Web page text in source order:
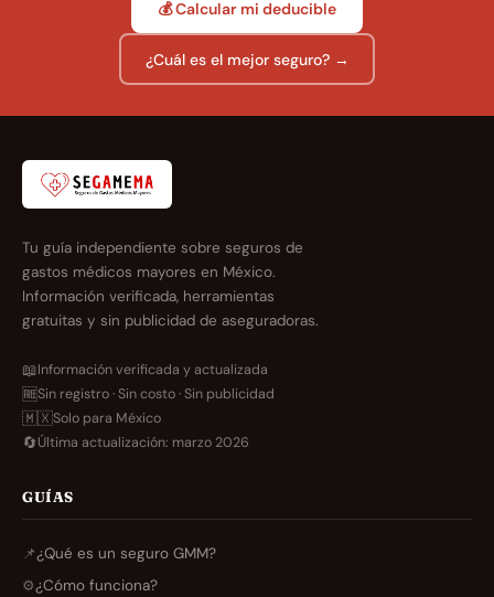
💰 Calcular mi deducible
¿Cuál es el mejor seguro? →
Tu guía independiente sobre seguros de
gastos médicos mayores en México.
Información verificada, herramientas
gratuitas y sin publicidad de aseguradoras.
📖Información verificada y actualizada
🆓Sin registro · Sin costo · Sin publicidad
🇲🇽Solo para México
🔄Última actualización: marzo 2026
GUÍAS
📌¿Qué es un seguro GMM?
⚙️¿Cómo funciona?